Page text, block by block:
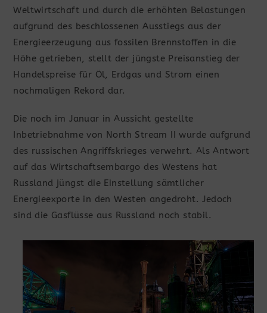
Weltwirtschaft und durch die erhöhten Belastungen
aufgrund des beschlossenen Ausstiegs aus der
Energieerzeugung aus fossilen Brennstoffen in die
Höhe getrieben, stellt der jüngste Preisanstieg der
Handelspreise für Öl, Erdgas und Strom einen
nochmaligen Rekord dar.
Die noch im Januar in Aussicht gestellte
Inbetriebnahme von North Stream II wurde aufgrund
des russischen Angriffskrieges verwehrt. Als Antwort
auf das Wirtschaftsembargo des Westens hat
Russland jüngst die Einstellung sämtlicher
Energieexporte in den Westen angedroht. Jedoch
sind die Gasflüsse aus Russland noch stabil.